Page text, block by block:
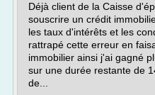
Déjà client de la Caisse
souscrire un crédit
les taux d'intérêts et les
rattrapé cette erreur en
immobilier ainsi j'ai gagné
sur une durée restante de
de...